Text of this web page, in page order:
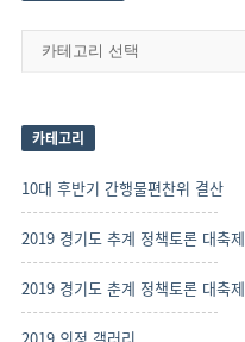
전
보
기
카테고리
10대 후반기 간행물편찬위 결산
2019 경기도 추계 정책토론 대축제
2019 경기도 춘계 정책토론 대축제